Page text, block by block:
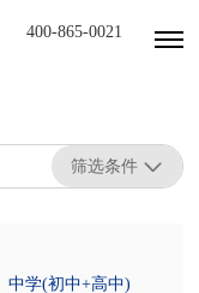
400-865-0021
筛选条件
中学(初中+高中)